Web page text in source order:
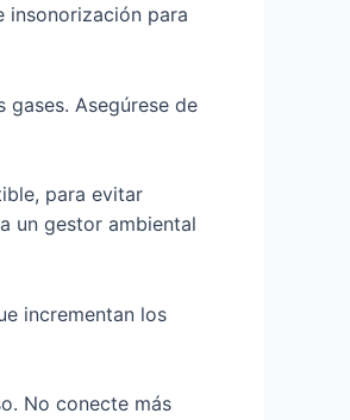
insonorización para
Asegúrese de
para evitar
un gestor ambiental
incrementan los
No conecte más